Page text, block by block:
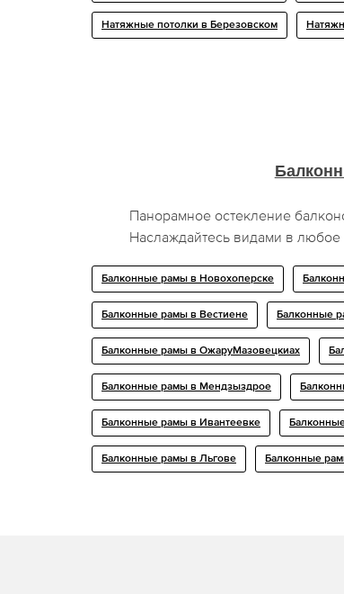
Натяжные потолки в Березовском
Панорамное остекление
Наслаждайтесь видами в любое
Балконные рамы в Новохоперске
Балконные рамы в Вестиене Балконные
Балконные рамы в ОжаруМазовецкиах
Балконные рамы в Мендзыздрое
Балконные рамы в Ивантеевке
Балконные рамы в Льгове Балконные